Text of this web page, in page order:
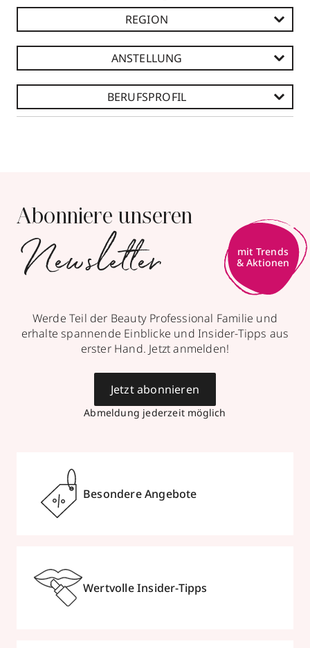
REGION
ANSTELLUNG
BERUFSPROFIL
Abonniere unseren
Newsletter
mit Trends
& Aktionen
Werde Teil der Beauty Professional Familie und
erhalte spannende Einblicke und Insider-Tipps aus
erster Hand. Jetzt anmelden!
Abmeldung jederzeit möglich
Jetzt abonnieren
Besondere Angebote
Wertvolle Insider-Tipps